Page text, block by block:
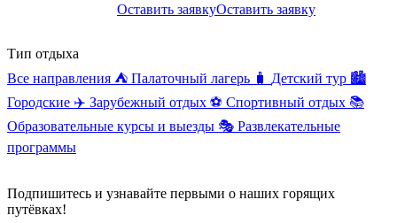
Оставить заявкуОставить заявку
Тип отдыха
Все направления ⛺ Палаточный лагерь 🧳 Детский тур 🏙️
Городские ✈️ Зарубежный отдых ⚽ Спортивный отдых 📚
Образовательные курсы и выезды 🎭 Развлекательные
программы
Подпишитесь и узнавайте первыми о наших горящих
путёвках!